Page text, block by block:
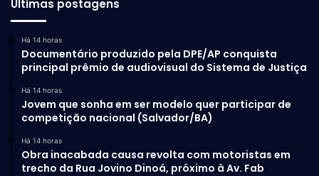
Últimas postagens
Há 14 horas
Documentário produzido pela DPE/AP conquista
principal prêmio de audiovisual do Sistema de Justiça
Há 14 horas
Jovem que sonha em ser modelo quer participar de
competição nacional (Salvador/BA)
Há 14 horas
Obra inacabada causa revolta com motoristas em
trecho da Rua Jovino Dinoá, próximo à Av. Fab